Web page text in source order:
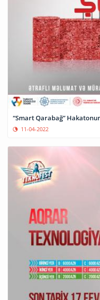
“Smart Qarabağ”
11-04-2022